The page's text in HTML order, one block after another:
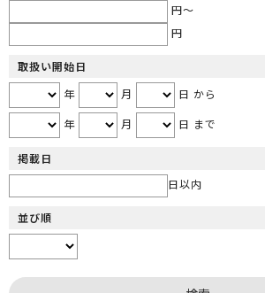
円～
円
取扱い開始日
年
月
日 から
年
月 日 まで
掲載日
日以内
並び順